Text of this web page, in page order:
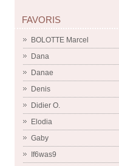
FAVORIS
BOLOTTE Marcel
Dana
Danae
Denis
Didier O.
Elodia
Gaby
If6was9